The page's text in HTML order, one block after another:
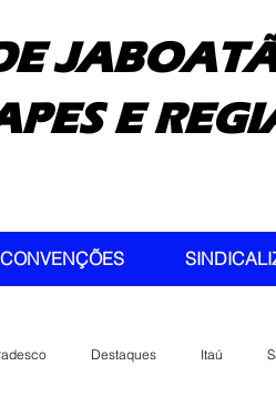
E
Destaques Itaú